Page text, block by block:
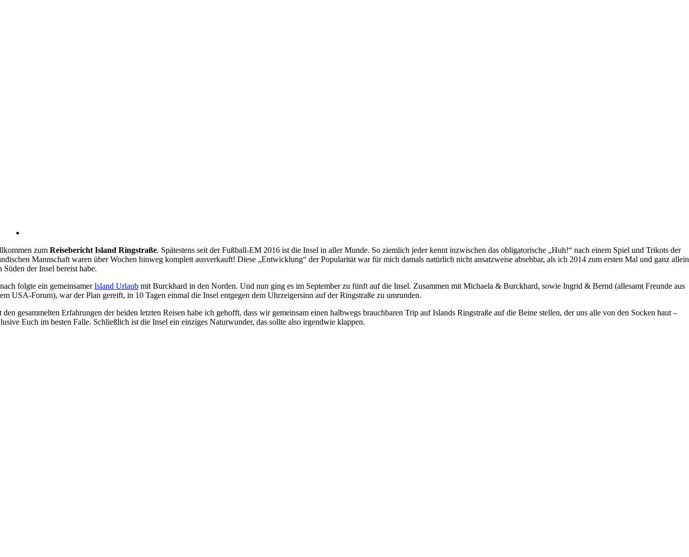
zumReisebericht Island Ringstraße. Spätestens seit der Fußball-EM 2016 ist die Insel in aller Munde. So ziemlich jeder kennt inzwischen das obligatorische „Huh!“ nach einem Spiel und Trikots der
Mannschaft waren über Wochen hinweg komplett ausverkauft! Diese „Entwicklung“ der Popularität war für mich damals natürlich nicht ansatzweise absehbar, als ich 2014 zum ersten Mal und ganz
Süden der Insel bereist habe.
folgte ein gemeinsamerIsland Urlaub mit Burckhard in den Norden. Und nun ging es im September zu fünft auf die Insel. Zusammen mit Michaela & Burckhard, sowie Ingrid & Bernd (allesamt Freunde aus
USA-Forum), war der Plan gereift, in 10 Tagen einmal die Insel entgegen dem Uhrzeigersinn auf der Ringstraße zu umrunden.
den gesammelten Erfahrungen der beiden letzten Reisen habe ich gehofft, dass wir gemeinsam einen halbwegs brauchbaren Trip auf Islands Ringstraße auf die Beine stellen, der uns alle von den Socken haut –
Euch im besten Falle. Schließlich ist die Insel ein einziges Naturwunder, das sollte also irgendwie klappen.